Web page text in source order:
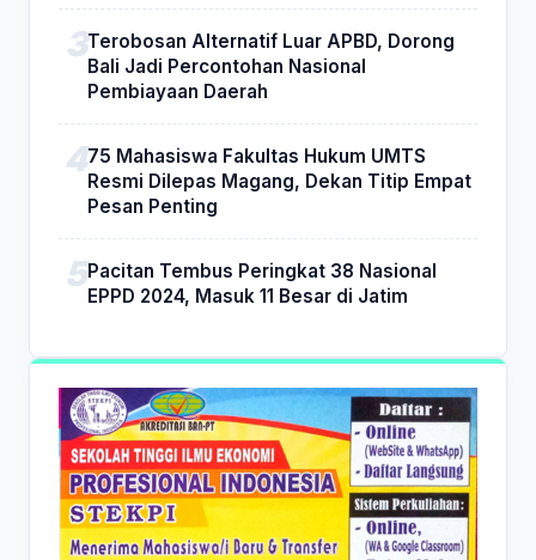
Terobosan Alternatif Luar APBD, Dorong
Bali Jadi Percontohan Nasional
Pembiayaan Daerah
75 Mahasiswa Fakultas Hukum UMTS
Resmi Dilepas Magang, Dekan Titip Empat
Pesan Penting
Pacitan Tembus Peringkat 38 Nasional
EPPD 2024, Masuk 11 Besar di Jatim